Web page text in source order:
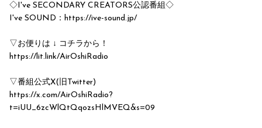
◇I've SECONDARY CREATORS公認番組◇
I've SOUND：https://ive-sound.jp/
▽お便りは ↓ コチラから！
https://lit.link/AirOshiRadio
▽番組公式X(旧Twitter)
https://x.com/AirOshiRadio?
t=iUU_6zcWlQtQqozsHlMVEQ&s=09